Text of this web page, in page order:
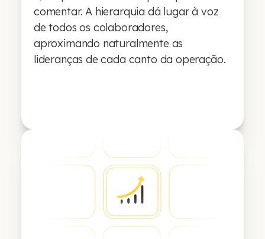
comentar. A hierarquia dá lugar à voz
de todos os colaboradores,
aproximando naturalmente as
lideranças de cada canto da operação.